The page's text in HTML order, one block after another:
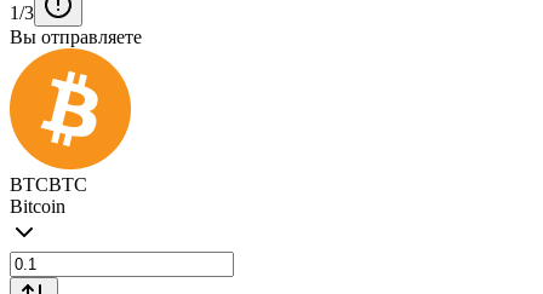
1/3
Вы отправляете
BTCBTC
Bitcoin